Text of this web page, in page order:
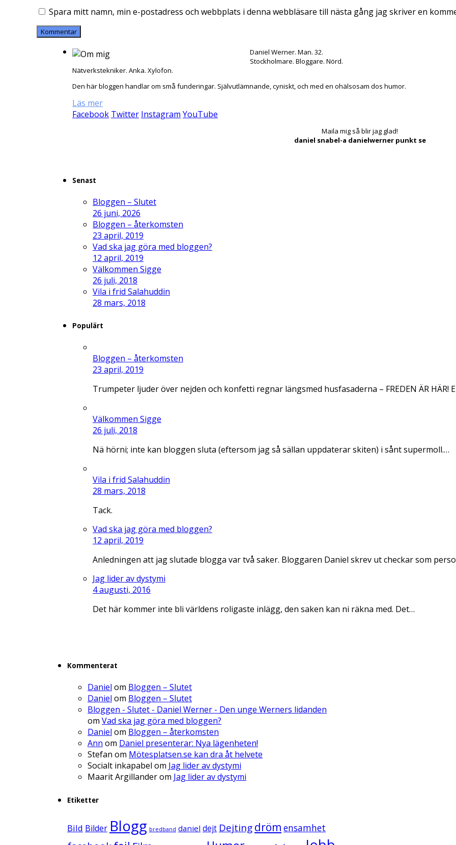
Spara mitt namn, min e-postadress och webbplats i denna webbläsare till nästa gång jag skriver en
Daniel Werner. Man. 32.
Stockholmare. Bloggare. Nörd.
Nätverkstekniker. Anka. Xylofon.
Den här bloggen handlar om små funderingar. Självutlämnande, cyniskt, och med en ohälsosam dos humor.
Läs mer
Facebook Twitter Instagram YouTube
Maila mig så blir jag glad!
daniel snabel-a danielwerner punkt se
Senast
Bloggen – Slutet
26 juni, 2026
Bloggen – återkomsten
23 april, 2019
Vad ska jag göra med bloggen?
12 april, 2019
Välkommen Sigge
26 juli, 2018
Vila i frid Salahuddin
28 mars, 2018
Populärt
Bloggen – återkomsten
23 april, 2019
Trumpeter ljuder över nejden och konfetti regnar längsmed husfasaderna – FREDEN ÄR HÄR!
Välkommen Sigge
26 juli, 2018
Nä hörni; inte kan bloggen sluta (eftersom jag så sällan uppdaterar skiten) i sånt supermoll.…
Vila i frid Salahuddin
28 mars, 2018
Tack.
Vad ska jag göra med bloggen?
12 april, 2019
Anledningen att jag slutade blogga var två saker. Bloggaren Daniel skrev ut checkar som
Jag lider av dystymi
4 augusti, 2016
Det här kommer inte bli världens roligaste inlägg, den saken kan ni räkna med. Det…
Kommenterat
Daniel om Bloggen – Slutet
Daniel om Bloggen – Slutet
Bloggen - Slutet - Daniel Werner - Den unge Werners lidanden
om Vad ska jag göra med bloggen?
Daniel om Bloggen – återkomsten
Ann om Daniel presenterar: Nya lägenheten!
Stefan om Mötesplatsen.se kan dra åt helvete
Socialt inkapabel om Jag lider av dystymi
Maarit Argillanderom Jag lider av dystymi
Etiketter
Bild Bilder Blogg bredband daniel dejt Dejtingdröm ensamhet